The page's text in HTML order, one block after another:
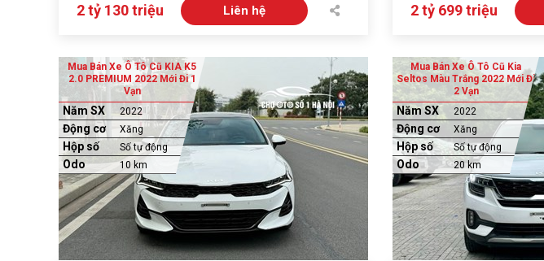
2 tỷ 130 triệu Liên hệ 2 tỷ 699 triệu
Mua Bán Xe Ô Tô Cũ KIA K5
2.0 PREMIUM 2022 Mới Đi 1
Vạn
Năm SX 2022
Động cơ Xăng
Hộp số Số tự động
Odo 10 km
Mua Bán Xe Ô Tô Cũ Kia
Seltos Màu Trắng 2022 Mới Đi
2 Vạn
Năm SX 2022
Động cơ Xăng
Hộp số Số tự động
Odo 20 km